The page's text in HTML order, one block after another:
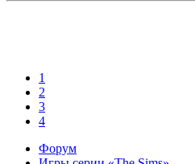
1
2
3
4
Форум